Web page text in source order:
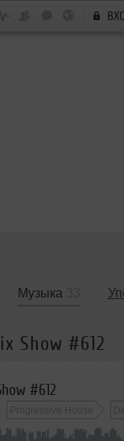
Музыка
Show #612
#612
Progressive House